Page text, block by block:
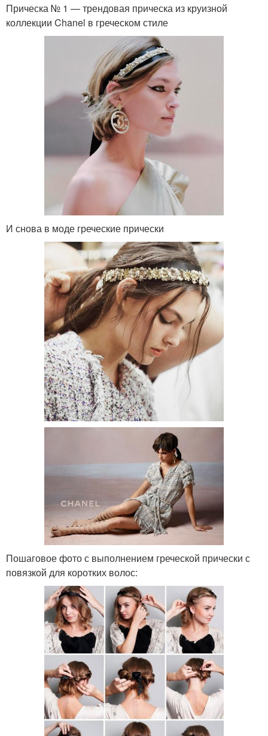
Прическа № 1 — трендовая прическа из круизной
коллекции Chanel в греческом стиле
И снова в моде греческие прически
Пошаговое фото с выполнением греческой прически с
повязкой для коротких волос: